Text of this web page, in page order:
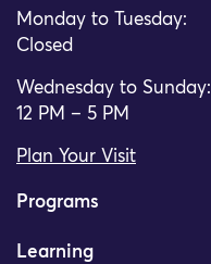
Monday to Tuesday:
Closed
Wednesday to Sunday:
12 PM – 5 PM
Plan Your Visit
Programs
Learning